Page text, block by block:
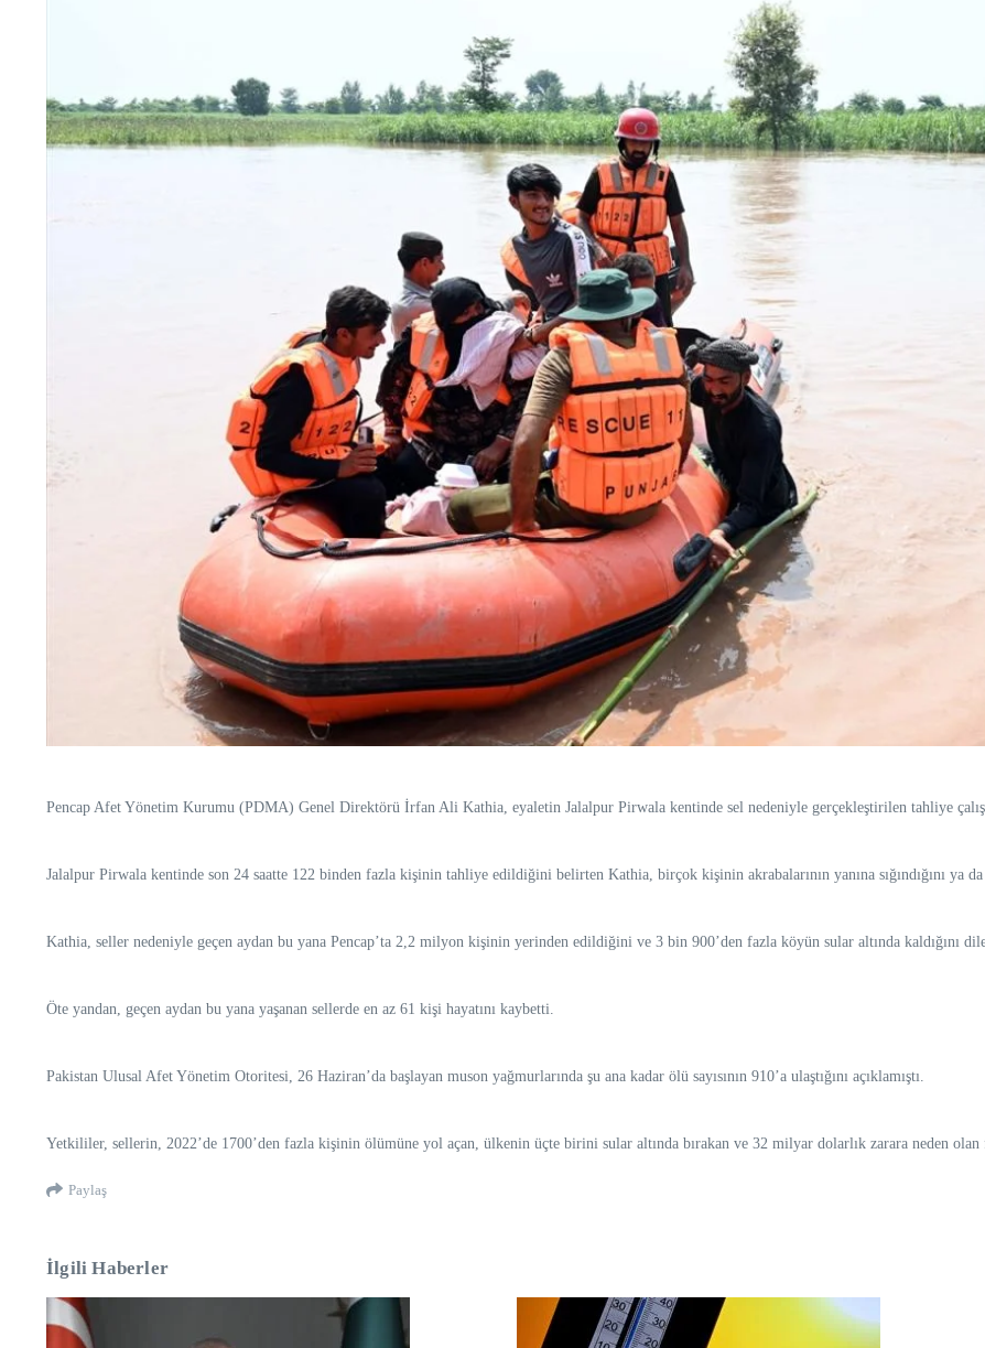
Pencap Afet Yönetim Kurumu (PDMA) Genel Direktörü İrfan Ali Kathia, eyaletin Jalalpur Pirwala kentinde sel nedeniyle gerçekleştirilen tahliye
Jalalpur Pirwala kentinde son 24 saatte 122 binden fazla kişinin tahliye edildiğini belirten Kathia, birçok kişinin akrabalarının yanına sığındığını ya da
Kathia, seller nedeniyle geçen aydan bu yana Pencap’ta 2,2 milyon kişinin yerinden edildiğini ve 3 bin 900’den fazla köyün sular altında kaldığını
Öte yandan, geçen aydan bu yana yaşanan sellerde en az 61 kişi hayatını kaybetti.
Pakistan Ulusal Afet Yönetim Otoritesi, 26 Haziran’da başlayan muson yağmurlarında şu ana kadar ölü sayısının 910’a ulaştığını açıklamıştı.
Yetkililer, sellerin, 2022’de 1700’den fazla kişinin ölümüne yol açan, ülkenin üçte birini sular altında bırakan ve 32 milyar dolarlık zarara neden
Paylaş
İlgili Haberler